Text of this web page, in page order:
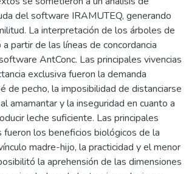
del software IRAMUTEQ, generando
La interpretación de los árboles de
partir de las líneas de concordancia
AntConc. Las principales vivencias
exclusiva fueron la demanda
de pecho, la imposibilidad de distanciarse
amamantar y la inseguridad en cuanto a
leche suficiente. Las principales
fueron los beneficios biológicos de la
madre-hijo, la practicidad y el menor
la aprehensión de las dimensiones